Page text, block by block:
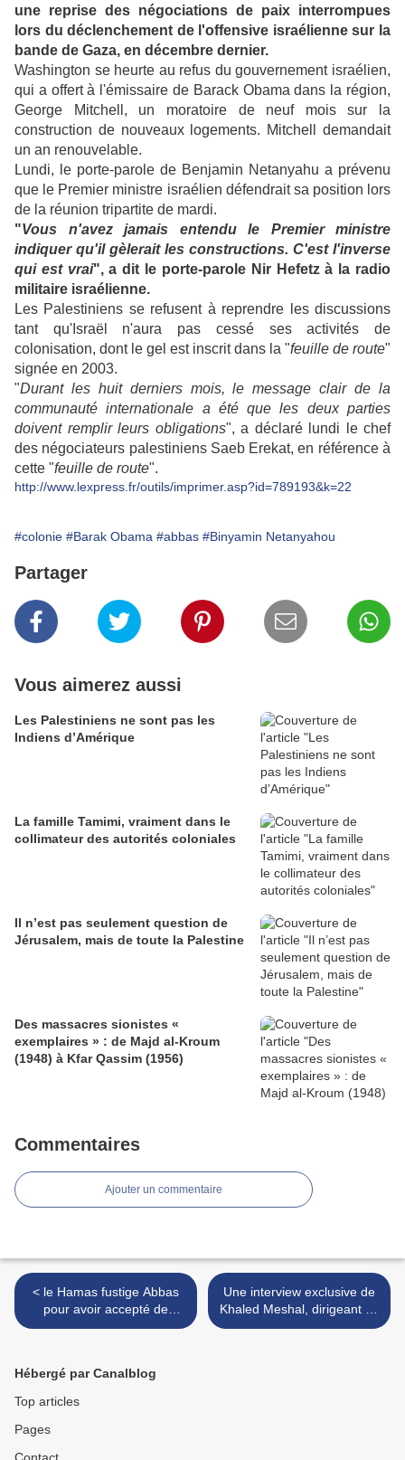
une reprise des négociations de paix interrompues
lors du déclenchement de l'offensive israélienne sur la
bande de Gaza, en décembre dernier.
Washington se heurte au refus du gouvernement israélien,
qui a offert à l'émissaire de Barack Obama dans la région,
George Mitchell, un moratoire de neuf mois sur la
construction de nouveaux logements. Mitchell demandait
un an renouvelable.
Lundi, le porte-parole de Benjamin Netanyahu a prévenu
que le Premier ministre israélien défendrait sa position lors
de la réunion tripartite de mardi.
"Vous n'avez jamais entendu le Premier ministre
indiquer qu'il gèlerait les constructions. C'est l'inverse
qui est vrai", a dit le porte-parole Nir Hefetz à la radio
militaire israélienne.
Les Palestiniens se refusent à reprendre les discussions
tant qu'Israël n'aura pas cessé ses activités de
colonisation, dont le gel est inscrit dans la "feuille de route"
signée en 2003.
"Durant les huit derniers mois, le message clair de la
communauté internationale a été que les deux parties
doivent remplir leurs obligations", a déclaré lundi le chef
des négociateurs palestiniens Saeb Erekat, en référence à
cette "feuille de route".
http://www.lexpress.fr/outils/imprimer.asp?id=789193&k=22
#colonie #Barak Obama #abbas #Binyamin Netanyahou
Partager
Vous aimerez aussi
Les Palestiniens ne sont pas les
Indiens d’Amérique
La famille Tamimi, vraiment dans le
collimateur des autorités coloniales
Il n’est pas seulement question de
Jérusalem, mais de toute la Palestine
Des massacres sionistes «
exemplaires » : de Majd al-Kroum
(1948) à Kfar Qassim (1956)
Commentaires
Ajouter un commentaire
< le Hamas fustige Abbas
pour avoir accepté de
rencontrer Netanyahu
Une interview exclusive de
Khaled Meshal, dirigeant du
Hamas (1°) >
Hébergé par Canalblog
Top articles
Pages
Contact